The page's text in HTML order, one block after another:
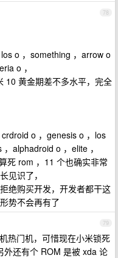
78
o ，something ，arrow o
o ，
10 黄金期差不多水平，完全
o ，genesis o ，los
alphadroid o ，elite ，
死 rom ，11 个也确实非常
见识了，
绝购买开发，开发者都干这
势不会再有了
79
热门机，可惜现在小米锁死
外还有个 ROM 是被 xda 论